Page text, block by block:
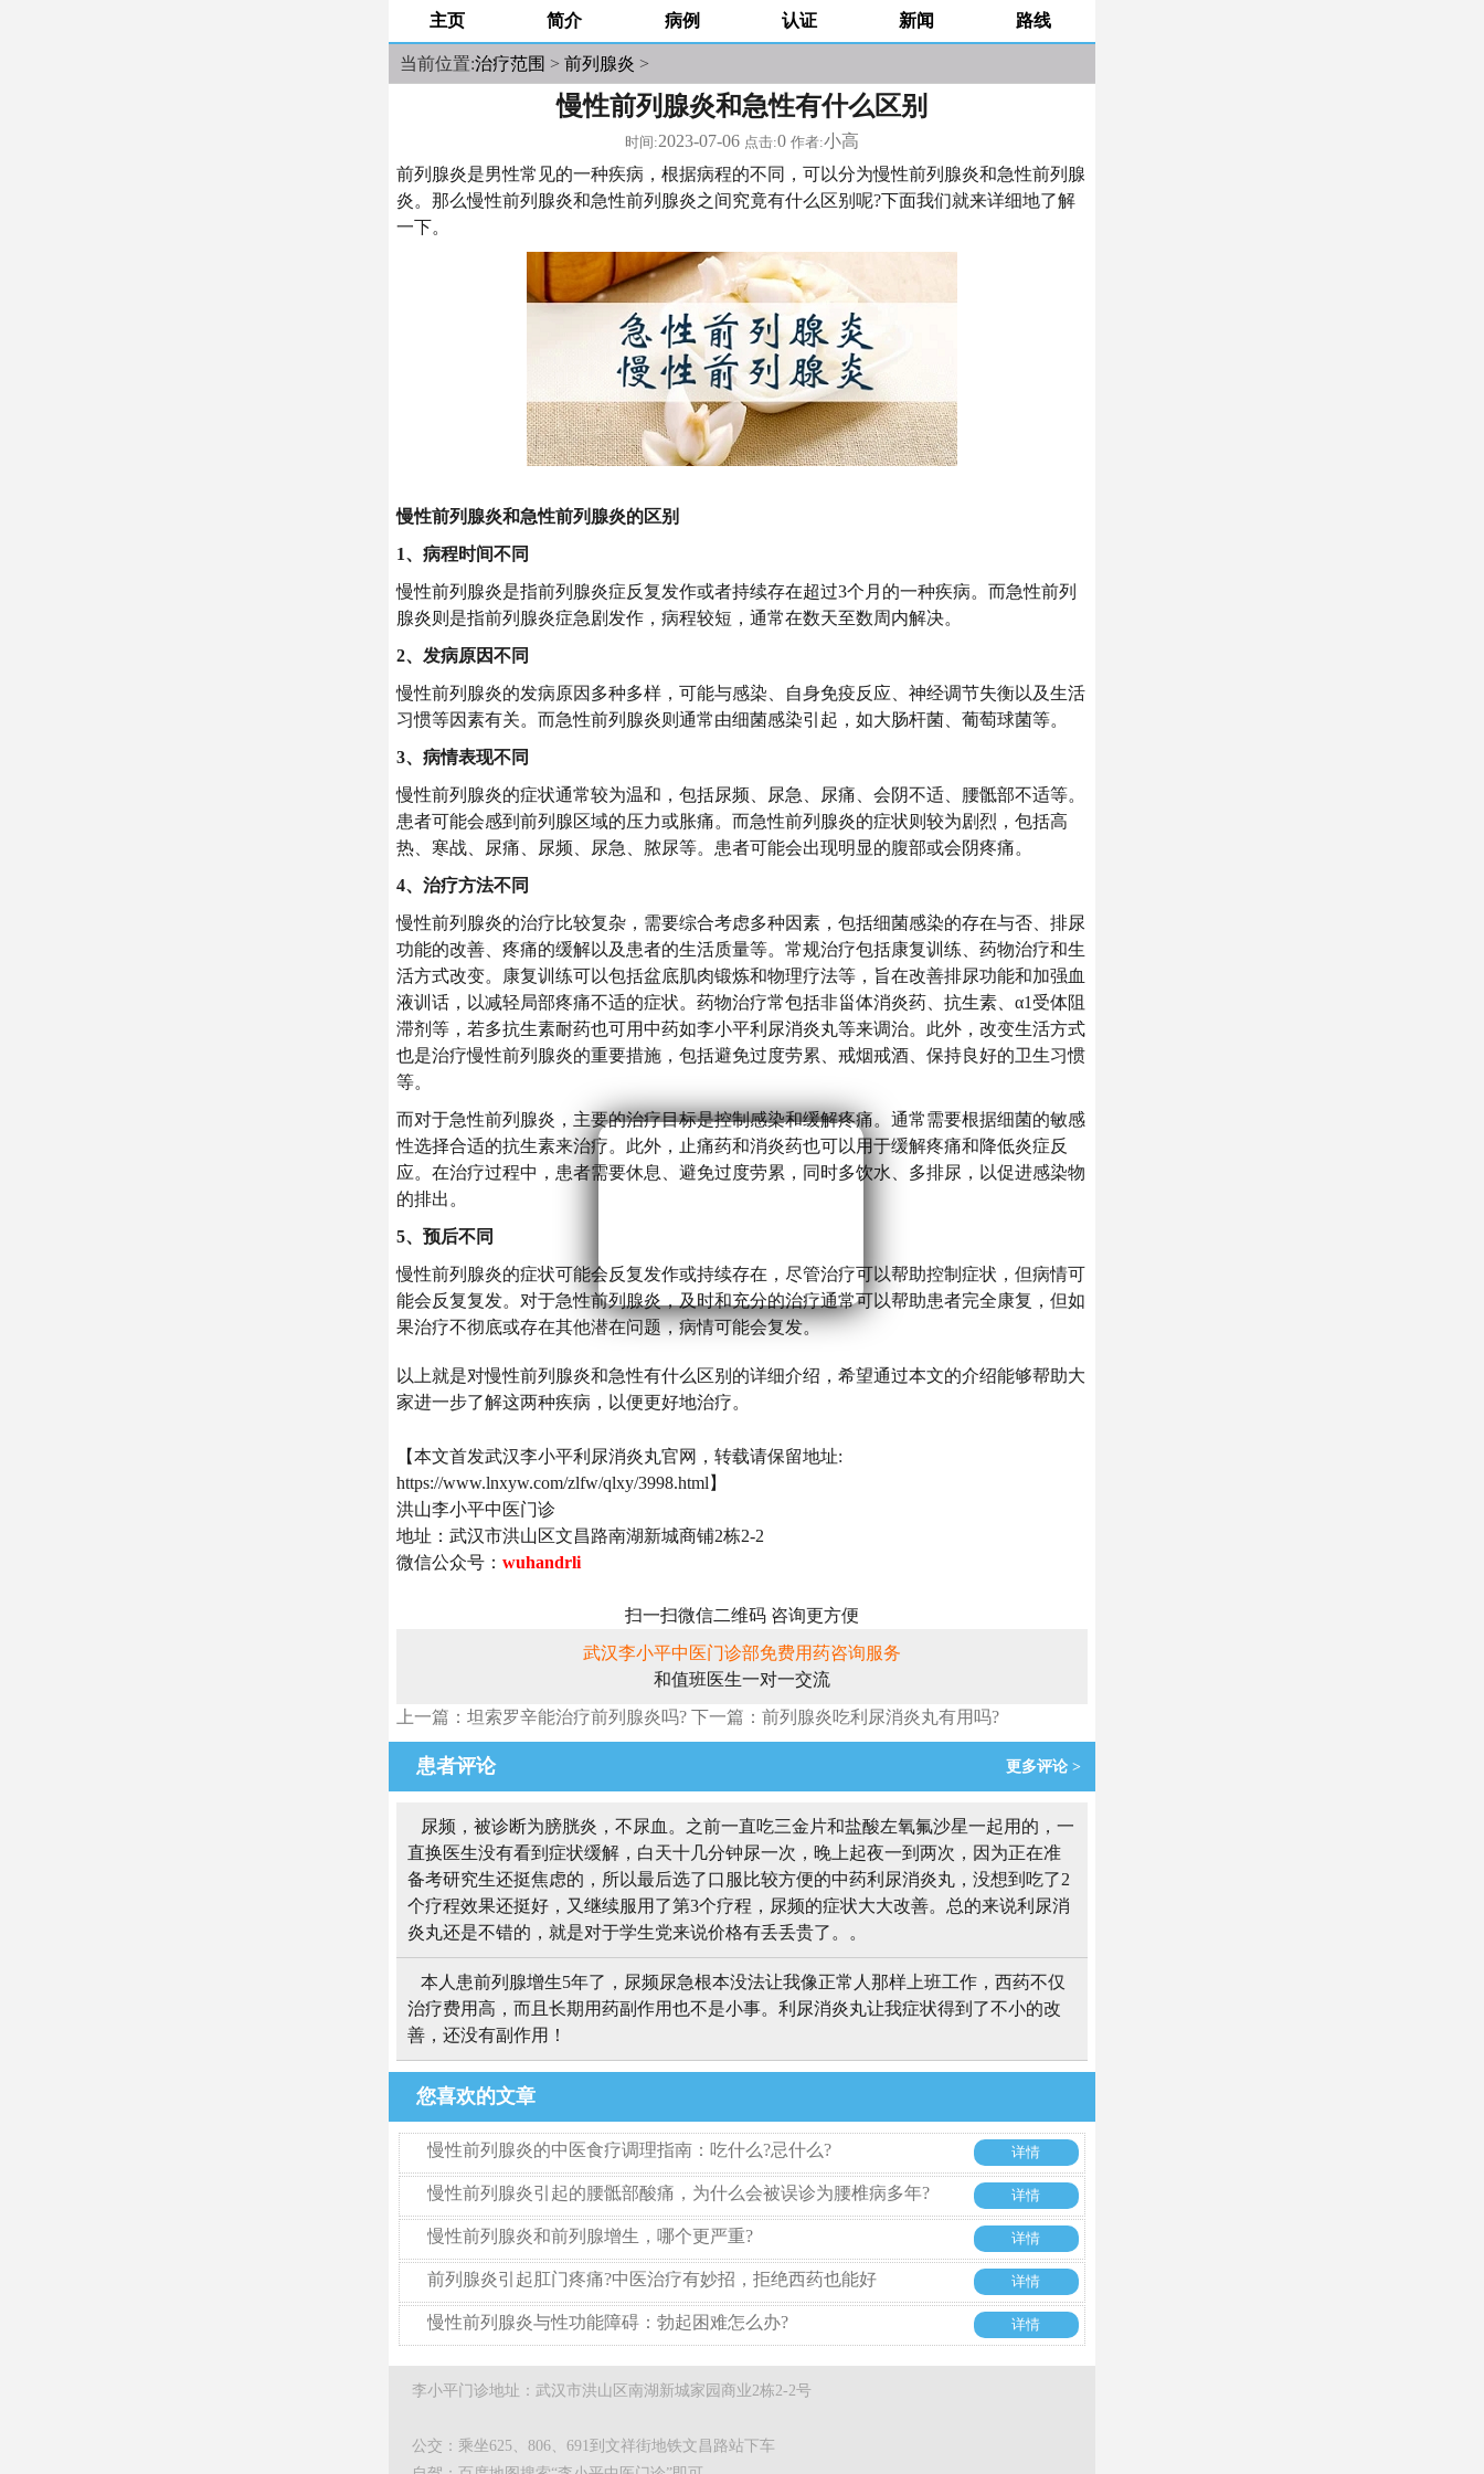
主页 简介 病例 认证 新闻 路线
当前位置:治疗范围 > 前列腺炎 >
慢性前列腺炎和急性有什么区别
时间:2023-07-06 点击:0 作者:小高
前列腺炎是男性常见的一种疾病，根据病程的不同，可以分为慢性前列腺炎和急性前列腺
炎。那么慢性前列腺炎和急性前列腺炎之间究竟有什么区别呢?下面我们就来详细地了解
一下。
慢性前列腺炎和急性前列腺炎的区别
1、病程时间不同
慢性前列腺炎是指前列腺炎症反复发作或者持续存在超过3个月的一种疾病。而急性前列
腺炎则是指前列腺炎症急剧发作，病程较短，通常在数天至数周内解决。
2、发病原因不同
慢性前列腺炎的发病原因多种多样，可能与感染、自身免疫反应、神经调节失衡以及生活
习惯等因素有关。而急性前列腺炎则通常由细菌感染引起，如大肠杆菌、葡萄球菌等。
3、病情表现不同
慢性前列腺炎的症状通常较为温和，包括尿频、尿急、尿痛、会阴不适、腰骶部不适等。
患者可能会感到前列腺区域的压力或胀痛。而急性前列腺炎的症状则较为剧烈，包括高
热、寒战、尿痛、尿频、尿急、脓尿等。患者可能会出现明显的腹部或会阴疼痛。
4、治疗方法不同
慢性前列腺炎的治疗比较复杂，需要综合考虑多种因素，包括细菌感染的存在与否、排尿
功能的改善、疼痛的缓解以及患者的生活质量等。常规治疗包括康复训练、药物治疗和生
活方式改变。康复训练可以包括盆底肌肉锻炼和物理疗法等，旨在改善排尿功能和加强血
液训话，以减轻局部疼痛不适的症状。药物治疗常包括非甾体消炎药、抗生素、α1受体阻
滞剂等，若多抗生素耐药也可用中药如李小平利尿消炎丸等来调治。此外，改变生活方式
也是治疗慢性前列腺炎的重要措施，包括避免过度劳累、戒烟戒酒、保持良好的卫生习惯
等。
而对于急性前列腺炎，主要的治疗目标是控制感染和缓解疼痛。通常需要根据细菌的敏感
性选择合适的抗生素来治疗。此外，止痛药和消炎药也可以用于缓解疼痛和降低炎症反
应。在治疗过程中，患者需要休息、避免过度劳累，同时多饮水、多排尿，以促进感染物
的排出。
5、预后不同
慢性前列腺炎的症状可能会反复发作或持续存在，尽管治疗可以帮助控制症状，但病情可
能会反复复发。对于急性前列腺炎，及时和充分的治疗通常可以帮助患者完全康复，但如
果治疗不彻底或存在其他潜在问题，病情可能会复发。
以上就是对慢性前列腺炎和急性有什么区别的详细介绍，希望通过本文的介绍能够帮助大
家进一步了解这两种疾病，以便更好地治疗。
【本文首发武汉李小平利尿消炎丸官网，转载请保留地址:
https://www.lnxyw.com/zlfw/qlxy/3998.html】
洪山李小平中医门诊
地址：武汉市洪山区文昌路南湖新城商铺2栋2-2
微信公众号： wuhandrli
扫一扫微信二维码 咨询更方便
武汉李小平中医门诊部免费用药咨询服务
和值班医生一对一交流
上一篇：坦索罗辛能治疗前列腺炎吗? 下一篇：前列腺炎吃利尿消炎丸有用吗?
患者评论 更多评论 >
尿频，被诊断为膀胱炎，不尿血。之前一直吃三金片和盐酸左氧氟沙星一起用的，一
直换医生没有看到症状缓解，白天十几分钟尿一次，晚上起夜一到两次，因为正在准
备考研究生还挺焦虑的，所以最后选了口服比较方便的中药利尿消炎丸，没想到吃了2
个疗程效果还挺好，又继续服用了第3个疗程，尿频的症状大大改善。总的来说利尿消
炎丸还是不错的，就是对于学生党来说价格有丢丢贵了。。
本人患前列腺增生5年了，尿频尿急根本没法让我像正常人那样上班工作，西药不仅
治疗费用高，而且长期用药副作用也不是小事。利尿消炎丸让我症状得到了不小的改
善，还没有副作用！
您喜欢的文章
慢性前列腺炎的中医食疗调理指南：吃什么?忌什么? 详情
慢性前列腺炎引起的腰骶部酸痛，为什么会被误诊为腰椎病多年? 详情
慢性前列腺炎和前列腺增生，哪个更严重? 详情
前列腺炎引起肛门疼痛?中医治疗有妙招，拒绝西药也能好 详情
慢性前列腺炎与性功能障碍：勃起困难怎么办? 详情
李小平门诊地址：武汉市洪山区南湖新城家园商业2栋2-2号
公交：乘坐625、806、691到文祥街地铁文昌路站下车